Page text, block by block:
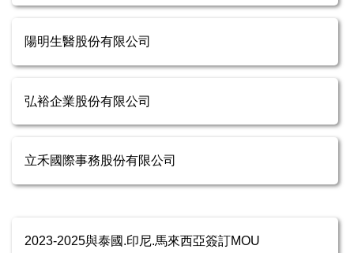
陽明生醫股份有限公司
弘裕企業股份有限公司
立禾國際事務股份有限公司
2023-2025與泰國.印尼.馬來西亞簽訂MOU